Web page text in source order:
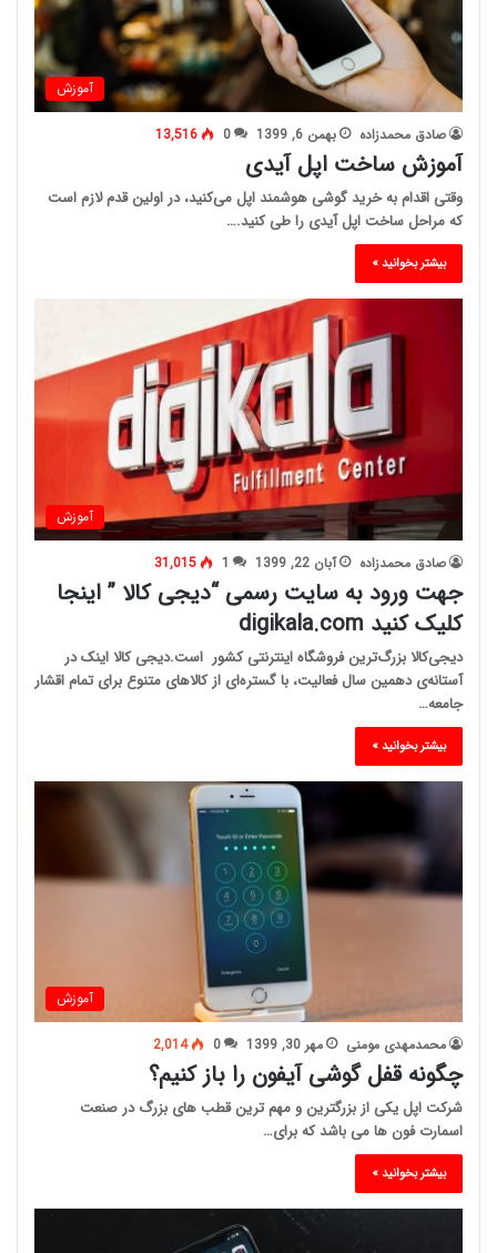
آموزش
صادق محمدزاده بهمن 6, 1399 0
13,516
آموزش ساخت اپل آیدی
وقتی اقدام به خرید گوشی هوشمند اپل می‌کنید، در اولین قدم لازم است
که مراحل ساخت اپل آیدی را طی کنید.…
بیشتر بخوانید »
آموزش
صادق محمدزاده آبان 22, 1399 1
31,015
جهت ورود به سایت رسمی “دیجی کالا ” اینجا
کلیک کنید digikala.com
دیجی‌کالا بزرگ‌ترین فروشگاه اینترنتی کشور است.دیجی کالا اینک در
آستانه‌ی دهمین سال فعالیت، با گستره‌ای از کالاهای متنوع برای تمام اقشار
جامعه…
بیشتر بخوانید »
آموزش
محمدمهدی مومنی مهر 30, 1399 0
2,014
چگونه قفل گوشی آیفون را باز کنیم؟
شرکت اپل یکی از بزرگترین و مهم ترین قطب های بزرگ در صنعت
اسمارت فون ها می باشد که برای…
بیشتر بخوانید »